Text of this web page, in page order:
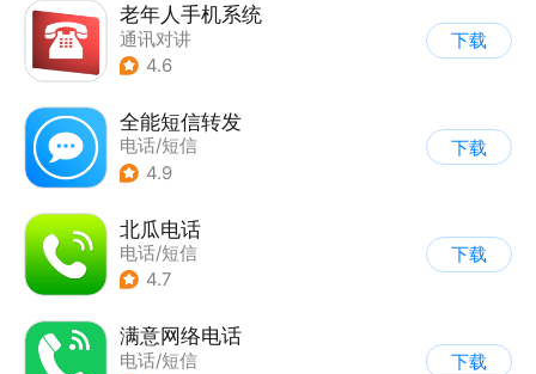
老年人手机系统
通讯对讲
4.6
下载
全能短信转发
电话/短信
4.9
下载
北瓜电话
电话/短信
4.7
下载
满意网络电话
电话/短信
下载